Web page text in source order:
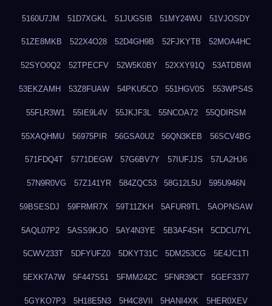
5160U7JM 51D7XGKL 51JUGSIB 51MY24WU 51VJOSDY
51ZE8MKB 522X4O28 52D4GH9B 52FJKYTB 52MOA4HC
52SYO0Q2 52TPECFV 52W5K0BY 52XXY91Q 53ATDBWI
53EKZAMH 53Z8FUAW 54PKU5CO 551HGV0S 553WPS4S
55FLR3W1 55IE9L4V 55JKJF3L 55NCOA72 55QDIRSM
55XAQHMU 56975PIR 56GSA0U2 56QN3KEB 56SCV4BG
571FDQ4T 5771DEGW 57G6BV7Y 57IUFJJS 57LA2HJ6
57N9R0VG 57Z141YR 584ZQC53 58G12L5U 595U946N
59BSESDJ 59FRMR7X 59T11ZKH 5AFUR9TL 5AOPNSAW
5AQL07P2 5ASS9KJO 5AY4N3YE 5B3AF4SH 5CDCU7YL
5CWV233T 5DFYUFZ0 5DKYT31C 5DM253CG 5E4JC1TI
5EXK7A7W 5F447S51 5FMM242C 5FNR39CT 5GEF3377
5GYKO7P3 5H18E5N3 5H4C8VII 5HANI4XK 5HER0XEV